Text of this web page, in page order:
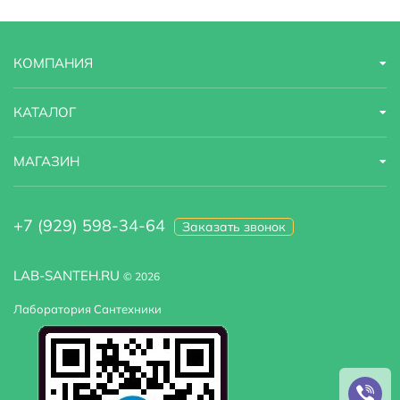
Модель N YJ807-70
LAB-SANTEH.RU © 2026
Лаборатория Сантехники
КОМПАНИЯ
КАТАЛОГ
МАГАЗИН
+7 (929) 598-34-64 Заказать звонок